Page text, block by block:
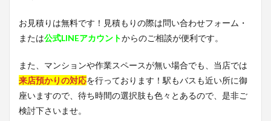
お見積りは無料です！見積もりの際は問い合わせフォーム・
または公式LINEアカウントからのご相談が便利です。
また、マンションや作業スペースが無い場合でも、当店では
来店預かりの対応を行っております！駅もバスも近い所に御
座いますので、待ち時間の選択肢も色々とあるので、是非ご
検討下さいませ。